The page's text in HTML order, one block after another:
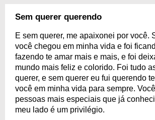
Sem querer querendo
E sem querer, me apaixonei por você.
você chegou em minha vida e foi
fazendo te amar mais e mais, e foi
mundo mais feliz e colorido. Foi tudo
querer, e sem querer eu fui querendo
você em minha vida para sempre.
pessoas mais especiais que já
meu lado é um privilégio.